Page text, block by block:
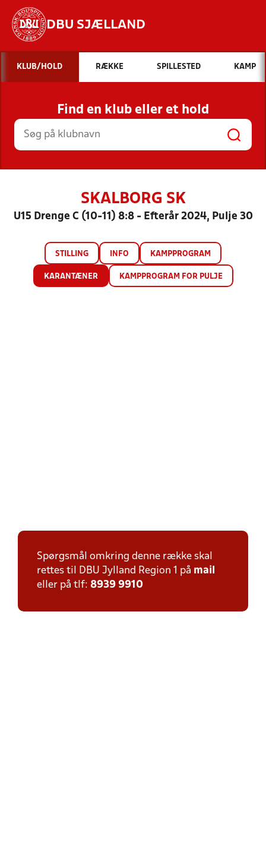
DBU SJÆLLAND
Hvad vil du søge efter?
INDHOLD OG NYHEDER
STILLINGER, RESULTATER, KLUBBER OG
HOLD
KLUB/HOLD RÆKKE SPILLESTED KAMP
Find en klub eller et hold
SKALBORG SK
U15 Drenge C (10-11) 8:8 - Efterår 2024, Pulje 30
STILLING INFO KAMPPROGRAM
KARANTÆNER KAMPPROGRAM FOR PULJE
Spørgsmål omkring denne række skal
rettes til DBU Jylland Region 1 på mail
eller på tlf: 8939 9910